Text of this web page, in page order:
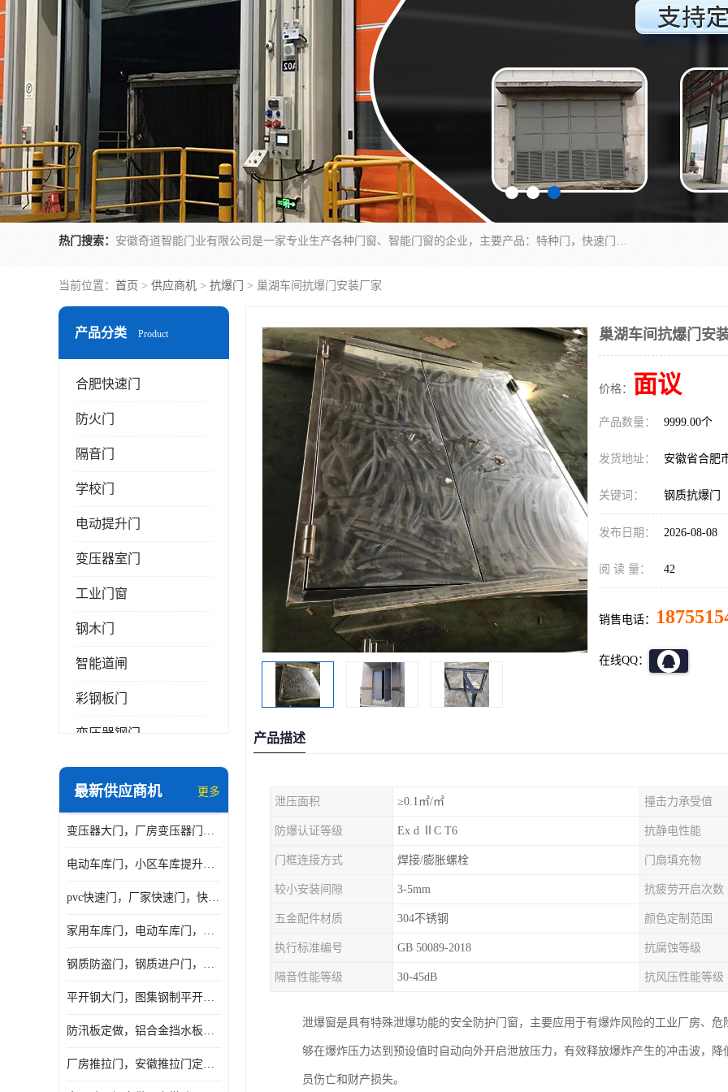
热门搜索： 安徽奇道智能门业有限公司是一家专业生产各种门窗、智能门窗的企业，主要产品：特种门，快速门，医用门，提升门，钢木门，智能道闸，钢大门，平移门，卷帘门，保温门，钢制自由门，防火门等，欢迎前来咨询采购。
当前位置： 首页 > 供应商机 > 抗爆门 > 巢湖车间抗爆门安装厂家
产品分类 Product
合肥快速门
防火门
隔音门
学校门
电动提升门
变压器室门
工业门窗
钢木门
智能道闸
彩钢板门
变压器钢门
非标门
抗爆门
快速门
最新供应商机 更多
变压器大门，厂房变压器门，配电所钢大门，变压器室钢大门
电动车库门，小区车库提升门，安徽提升门厂家，工业滑升门
pvc快速门，厂家快速门，快速卷帘门，感应快速门
家用车库门，电动车库门，车库滑升门，车库门安装
钢质防盗门，钢质进户门，钢质非标门厂家
平开钢大门，图集钢制平开门，厂房平开大门
防汛板定做，铝合金挡水板门，地库挡水板
厂房推拉门，安徽推拉门定做，夹芯板平移大门
巢湖车间抗爆门安
价格： 面议
产品数量： 9999.00个
发货地址： 安徽省合肥
关键词： 钢质抗爆门
发布日期： 2026-08-08
阅 读 量： 42
销售电话：
在线QQ：
产品描述
泄压面积 ≥0.1㎡/㎡ 撞击力承受值
防爆认证等级 Ex d ⅡC T6 抗静电性能
门框连接方式 焊接/膨胀螺栓 门扇填充物
较小安装间隙 3-5mm 抗疲劳开启次数
五金配件材质 304不锈钢 颜色定制范围
执行标准编号 GB 50089-2018 抗腐蚀等级
隔音性能等级 30-45dB 抗风压性能等级
泄爆窗是具有特殊泄爆功能的安全防护门窗，主要应用于有爆炸风险的工业厂房、
够在爆炸压力达到预设值时自动向外开启泄放压力，有效释放爆炸产生的冲击波，
员伤亡和财产损失。